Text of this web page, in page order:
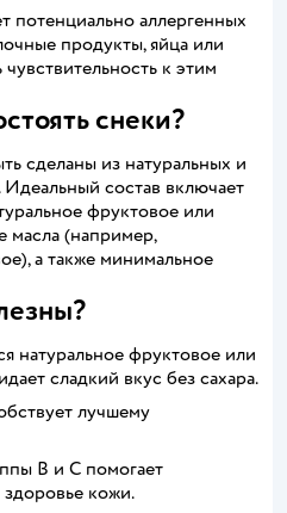
потенциально аллергенных
продукты, яйца или
к этим
снеки?
сделаны из натуральных и
состав включает
фруктовое или
масла (например,
а также минимальное
натуральное фруктовое или
сладкий вкус без сахара.
лучшему
B и C помогает
кожи.